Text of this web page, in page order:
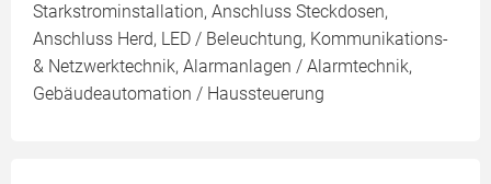
Starkstrominstallation, Anschluss Steckdosen,
Anschluss Herd, LED / Beleuchtung, Kommunikations-
& Netzwerktechnik, Alarmanlagen / Alarmtechnik,
Gebäudeautomation / Haussteuerung